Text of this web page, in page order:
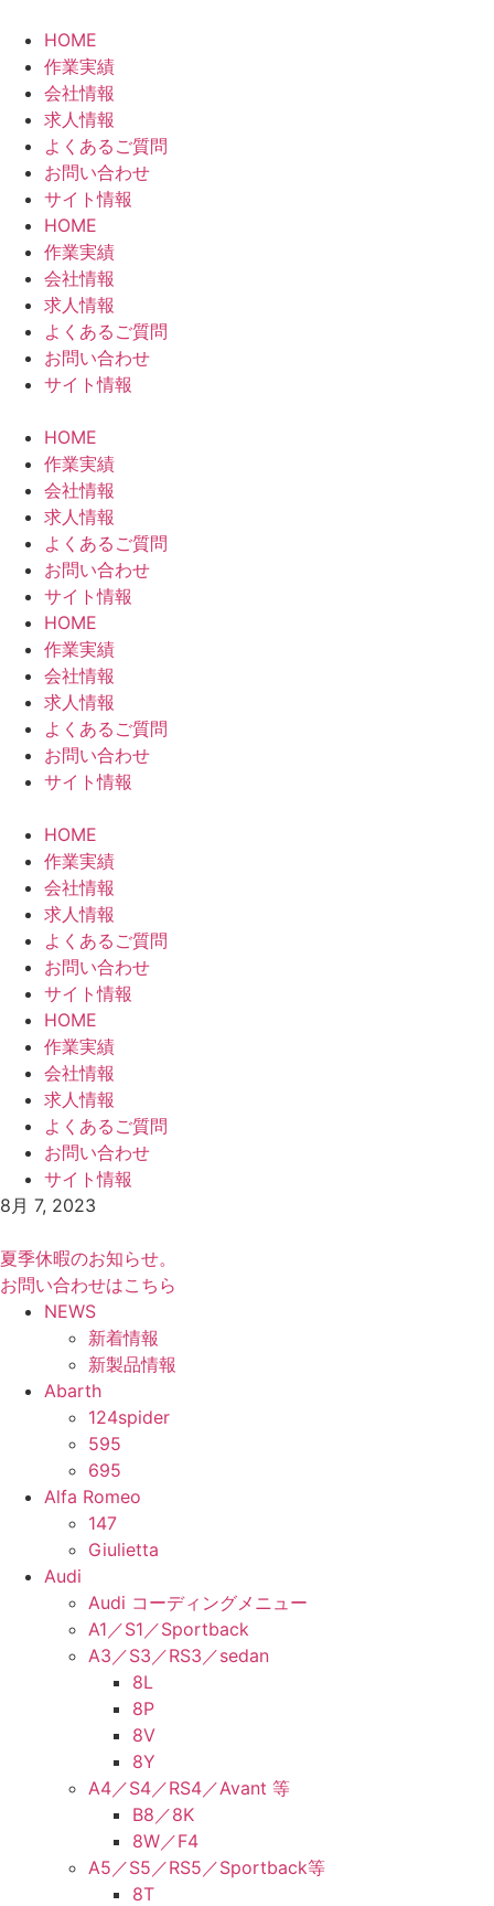
HOME
作業実績
会社情報
求人情報
よくあるご質問
お問い合わせ
サイト情報
HOME
作業実績
会社情報
求人情報
よくあるご質問
お問い合わせ
サイト情報
HOME
作業実績
会社情報
求人情報
よくあるご質問
お問い合わせ
サイト情報
HOME
作業実績
会社情報
求人情報
よくあるご質問
お問い合わせ
サイト情報
HOME
作業実績
会社情報
求人情報
よくあるご質問
お問い合わせ
サイト情報
HOME
作業実績
会社情報
求人情報
よくあるご質問
お問い合わせ
サイト情報
8月 7, 2023
夏季休暇のお知らせ。
お問い合わせはこちら
NEWS
新着情報
新製品情報
Abarth
124spider
595
695
Alfa Romeo
147
Giulietta
Audi
Audi コーディングメニュー
A1／S1／Sportback
A3／S3／RS3／sedan
8L
8P
8V
8Y
A4／S4／RS4／Avant 等
B8／8K
8W／F4
A5／S5／RS5／Sportback等
8T